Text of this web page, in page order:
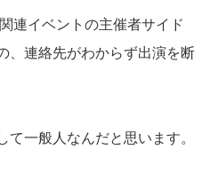
連イベントの主催者サイド
、連絡先がわからず出演を断
一般人なんだと思います。